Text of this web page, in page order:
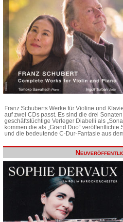
Franz Schuberts Werke für Violine und
auf zwei CDs passt. Es sind die drei
geschäftstüchtige Verleger Diabelli als
kommen die als „Grand Duo“ veröffentlichte
und die bedeutende C-Dur-Fantasie aus